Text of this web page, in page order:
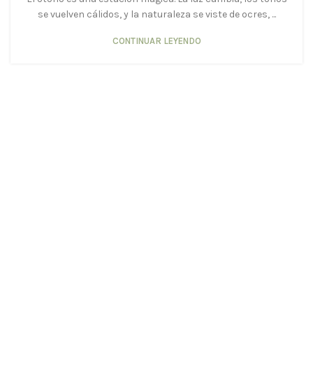
se vuelven cálidos, y la naturaleza se viste de ocres, ...
CONTINUAR LEYENDO